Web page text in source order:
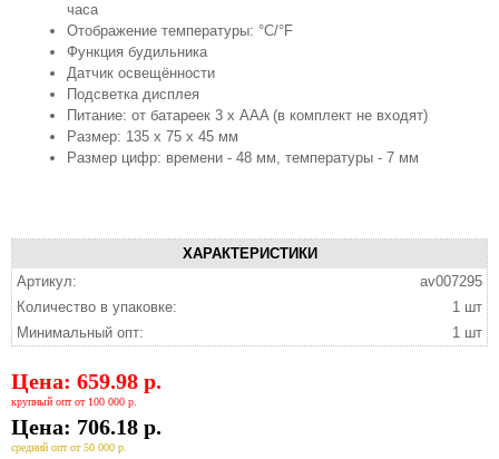
часа
Отображение температуры: °С/°F
Функция будильника
Датчик освещённости
Подсветка дисплея
Питание: от батареек 3 х AAA (в комплект не входят)
Размер: 135 х 75 х 45 мм
Размер цифр: времени - 48 мм, температуры - 7 мм
ХАРАКТЕРИСТИКИ
Артикул:
av007295
Количество в упаковке:
1 шт
Минимальный опт:
1 шт
Цена: 659.98 р.
крупный опт от 100 000 р.
Цена: 706.18 р.
средний опт от 50 000 р.